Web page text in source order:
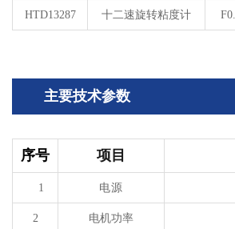
HTD13287 十二速旋转粘度计
主要技术参数
序号 项目
1 电源
2 电机功率